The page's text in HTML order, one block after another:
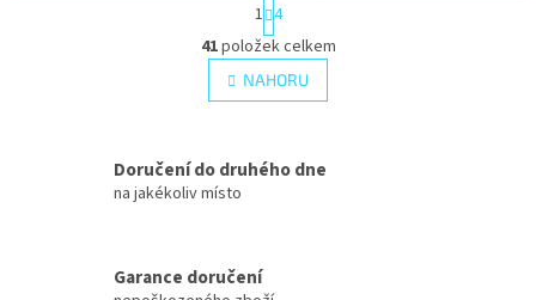
O
v
l
á
c
t
r
á
n
k
á
1 4
41položek celkem
NAHORU
Doručení do druhého dne
na jakékoliv místo
Garance doručení